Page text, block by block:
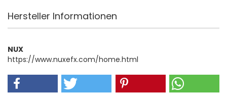
Hersteller Informationen
NUX
https://www.nuxefx.com/home.html